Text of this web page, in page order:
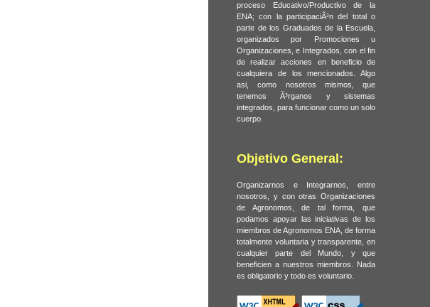
proceso Educativo/Productivo de la
ENA; con la participaciÃ³n del total o
parte de los Graduados de la Escuela,
organizados por Promociones u
Organizaciones, e Integrados, con el fin
de realizar acciones en beneficio de
cualquiera de los mencionados. Algo
asi, como nosotros mismos, que
tenemos Ã³rganos y sistemas
integrados, para funcionar como un solo
cuerpo.
Objetivo General:
Organizarnos e Integrarnos, entre
nosotros, y con otras Organizaciones
de Agronomos, de tal forma, que
podamos apoyar las iniciativas de los
miembros de Agronomos ENA, de forma
totalmente voluntaria y transparente, en
cualquier parte del Mundo, y que
beneficien a nuestros miembros. Nada
es obligatorio y todo es voluntario.